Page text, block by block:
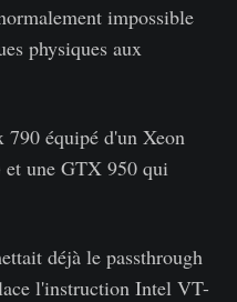
impossible
physiques aux
équipé d'un Xeon
et une GTX 950 qui
déjà le passthrough
l'instruction Intel VT-